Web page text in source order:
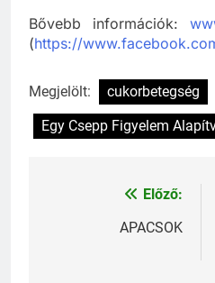
Bővebb információk:
cukorbetegség
Egy Csepp Figyelem
Bejegyzés